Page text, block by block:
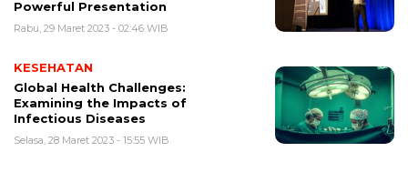
Powerful Presentation
Rabu, 29 Maret 2023 - 02:46 WIB
KESEHATAN
Global Health Challenges:
Examining the Impacts of
Infectious Diseases
Selasa, 28 Maret 2023 - 15:55 WIB